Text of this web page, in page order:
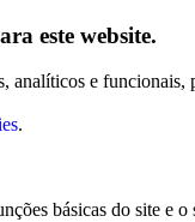
este website.
analíticos e
.
básicas do site e